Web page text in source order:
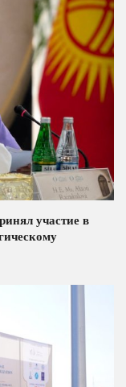
участие в